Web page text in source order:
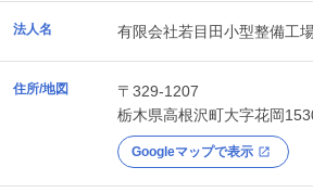
法人名 有限会社若目田小型整備工
住所/地図
〒329-1207
栃木県高根沢町大字花岡
Googleマップで表示